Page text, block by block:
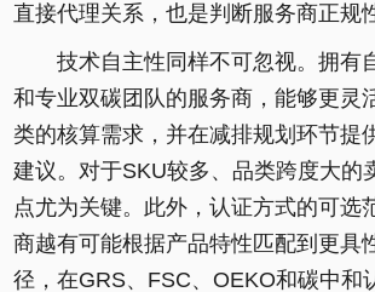
直接代理关系，也是判断服务商正规
技术自主性同样不可忽视。拥有
和专业双碳团队的服务商，能够更灵
类的核算需求，并在减排规划环节提
建议。对于SKU较多、品类跨度大的
点尤为关键。此外，认证方式的可选
商越有可能根据产品特性匹配到更具
径，在GRS、FSC、OEKO和碳中和